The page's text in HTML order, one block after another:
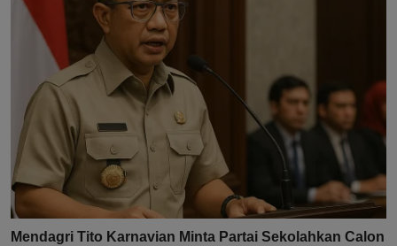
Mendagri Tito Karnavian Minta Partai Sekolahkan Calon